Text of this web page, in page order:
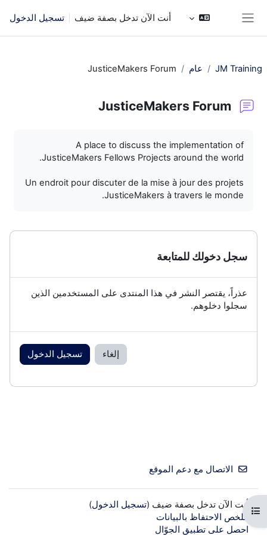
أنت الآن تدخل بصفة ضيف تسجيل الدخول
فتح فهرس المقرر
JM Training عام JusticeMakers Forum
JusticeMakers Forum
A place to discuss the implementation of
JusticeMakers Fellows Projects around the world.
Un endroit pour discuter de la mise à jour des projets
JusticeMakers à travers le monde.
سجل دخولك للمتابعة
عذراً، يقتصر النشر في هذا المنتدى على المستخدمين الذين
سجلوا دخلوهم.
إلغاء تسجيل الدخول
الاتصال مع دعم الموقع
أنت الآن تدخل بصفة ضيف (تسجيل الدخول)
ملخص الاحتفاظ بالبيانات
احصل على تطبيق الجوّال